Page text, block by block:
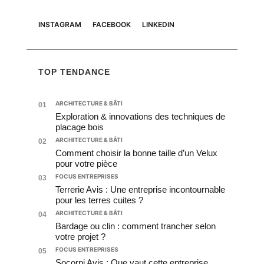
INSTAGRAM FACEBOOK LINKEDIN
TOP TENDANCE
01 ARCHITECTURE & BÂTI
Exploration & innovations des techniques de
placage bois
02 ARCHITECTURE & BÂTI
Comment choisir la bonne taille d’un Velux
pour votre pièce
03 FOCUS ENTREPRISES
Terrerie Avis : Une entreprise incontournable
pour les terres cuites ?
04 ARCHITECTURE & BÂTI
Bardage ou clin : comment trancher selon
votre projet ?
05 FOCUS ENTREPRISES